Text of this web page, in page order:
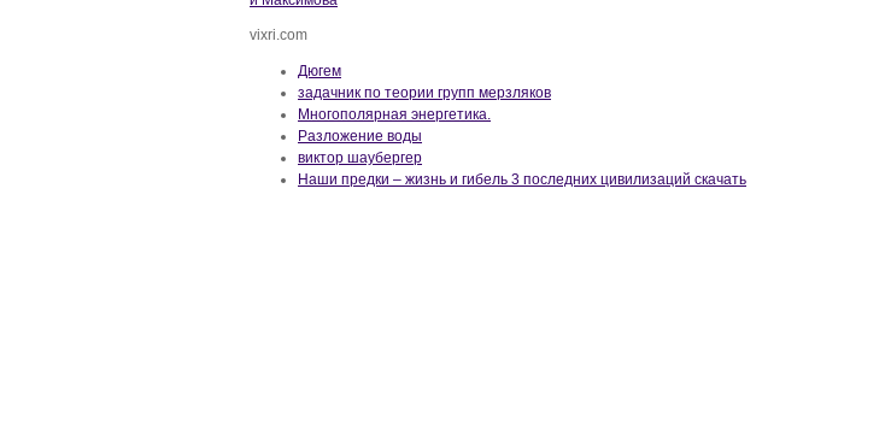
vixri.com
Дюгем
задачник по теории групп мерзляков
Многополярная энергетика.
Разложение воды
виктор шаубергер
Наши предки – жизнь и гибель 3 последних цивилизаций скачать